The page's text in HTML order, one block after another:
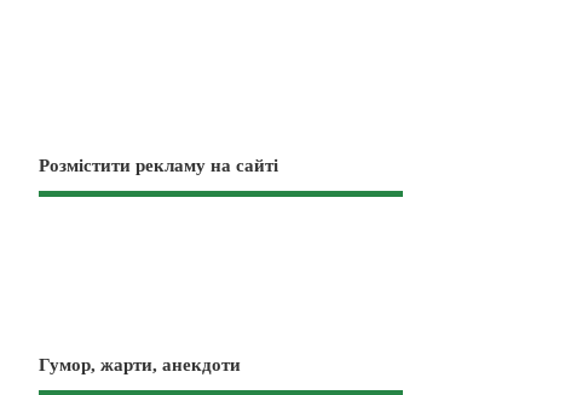
Розмістити рекламу на сайті
Гумор, жарти, анекдоти